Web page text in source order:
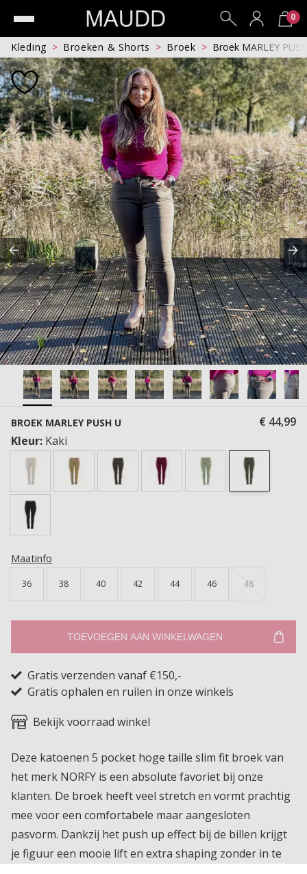
0
Kleding Broeken & Shorts Broek Broek MARLEY
BROEK MARLEY PUSH U
€ 44,99
Kleur: Kaki
Maatinfo
36 38 40 42 44 46 48
TOEVOEGEN AAN WINKELWAGEN
Gratis verzenden vanaf €150,-
Gratis ophalen en ruilen in onze winkels
Bekijk voorraad winkel
Deze katoenen 5 pocket hoge taille slim fit broek van
het merk NORFY is een absolute favoriet bij onze
klanten. De broek heeft veel stretch en vormt prachtig
mee voor een comfortabele maar aangesloten
pasvorm. Dankzij het push up effect bij de billen krijgt
je figuur een mooie lift en extra shaping zonder in te